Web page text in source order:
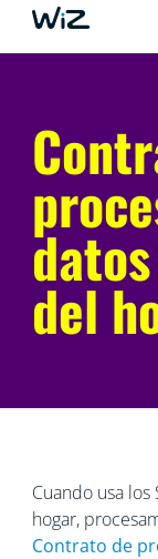
del
Cuando usa
hogar,
Contrato de